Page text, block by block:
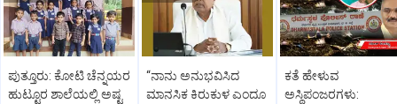
ಪುತ್ತೂರು: ಕೋಟಿ ಚೆನ್ನಯರ
ಹುಟ್ಟೂರ ಶಾಲೆಯಲ್ಲಿ ಅಷ್ಟ
“ನಾನು ಅನುಭವಿಸಿದ
ಮಾನಸಿಕ ಕಿರುಕುಳ ಎಂದೂ
ಕತೆ ಹೇಳುವ
ಅಸ್ಥಿಪಂಜರಗಳು: